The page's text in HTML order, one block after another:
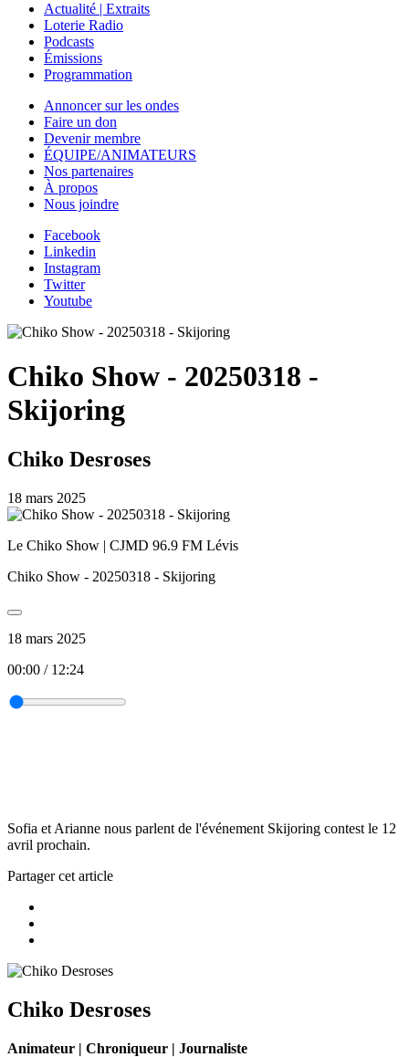
Actualité | Extraits
Loterie Radio
Podcasts
Émissions
Programmation
Annoncer sur les ondes
Faire un don
Devenir membre
ÉQUIPE/ANIMATEURS
Nos partenaires
À propos
Nous joindre
Facebook
Linkedin
Instagram
Twitter
Youtube
Chiko Show - 20250318 -
Skijoring
Chiko Desroses
18 mars 2025
Le Chiko Show | CJMD 96.9 FM Lévis
Chiko Show - 20250318 - Skijoring
18 mars 2025
00:00 / 12:24
Sofia et Arianne nous parlent de l'événement Skijoring contest le 12
avril prochain.
Partager cet article
Chiko Desroses
Animateur | Chroniqueur | Journaliste